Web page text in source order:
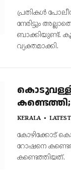
പ്രതികൾ
നേരിട്ടും
ബാക്കിയുണ്ട്.
വ്യക്തമാക്കി.
KERALA LATEST
കോഴിക്കോട്
റോഷനെ
കണ്ടെത്തിയത്.